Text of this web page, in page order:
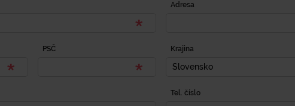
Adresa
PSČ Krajina
Slovensko
Tel. číslo